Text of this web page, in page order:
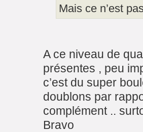
Mais ce n’est
A ce niveau de
présentes , peu
c’est du super
doublons par
complément ..
Bravo